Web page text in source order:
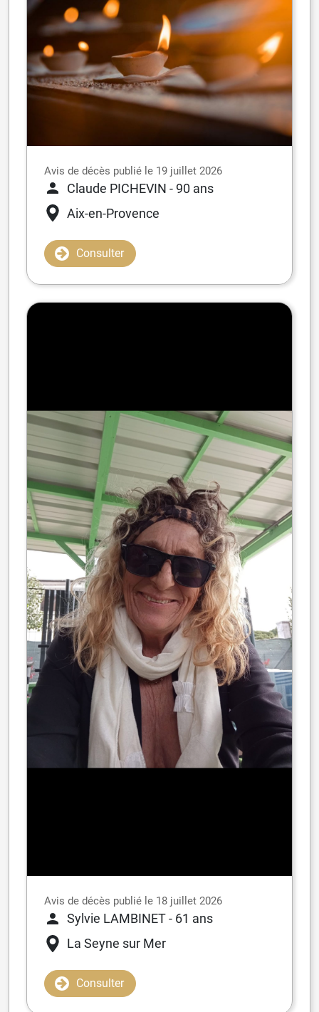
Avis de décès publié le 19 juillet 2026
Claude PICHEVIN - 90 ans
Aix-en-Provence
Consulter
Avis de décès publié le 18 juillet 2026
Sylvie LAMBINET- 61 ans
La Seyne sur Mer
Consulter